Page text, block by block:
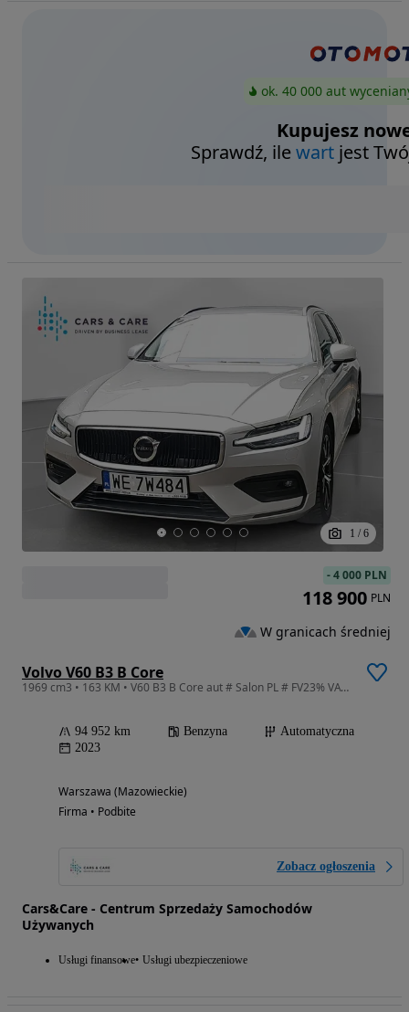
ok. 40 000 aut
Kupujesz
Sprawdź, ilewart jest
1 / 6
Volvo V60 B3 B Core
1969 cm3 • 163 KM • V60 B3 B Core aut # Salon PL # FV23% VAT # Gwarancja
94 952 km Benzyna
Automatyczna
2023
Warszawa (Mazowieckie)
Firma • Podbite
Zobacz ogłoszenia
Cars&Care - Centrum Sprzedaży Samochodów
Używanych
Usługi finansowe Usługi ubezpieczeniowe
-4 000 PLN
118 900 PLN
W granicach średniej